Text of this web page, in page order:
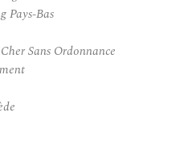
Pays-Bas
Sans Ordonnance